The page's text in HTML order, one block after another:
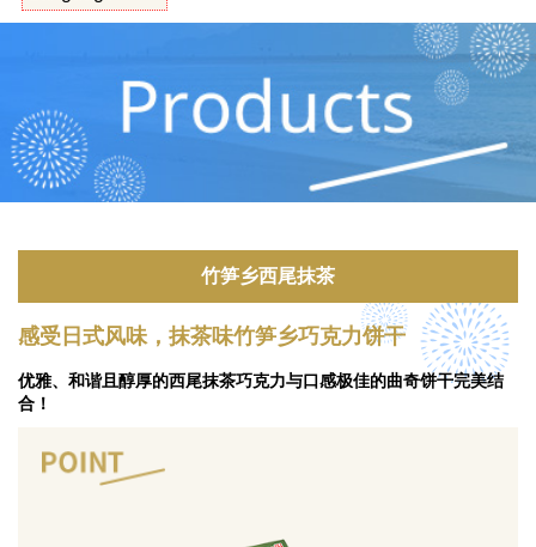
竹笋乡西尾抹茶
感受日式风味，抹茶味竹笋乡巧克力饼干
优雅、和谐且醇厚的西尾抹茶巧克力与口感极佳的曲奇饼干完美结
合！